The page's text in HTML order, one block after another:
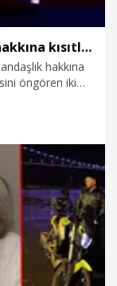
Trump'tan doğumla vatandaşlık hakkına kısıtlama
hakkına
öngören iki